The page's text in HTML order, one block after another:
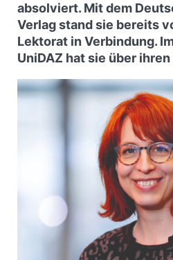
absolviert. Mit dem
Verlag stand sie bereits
Lektorat in Verbindung.
UniDAZ hat sie über